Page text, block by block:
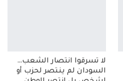
لا تسرقوا انتصار الشعب…
السودان لم ينتصر لحزب أو